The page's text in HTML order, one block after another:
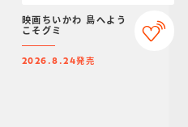
映画ちいかわ 島へよう
こそグミ
2026.8.24発売